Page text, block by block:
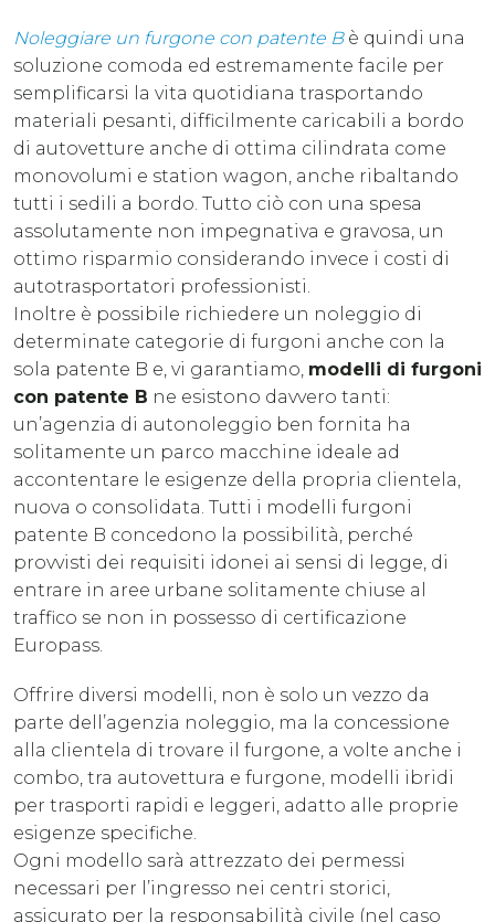
Noleggiare un furgone con patente Bè quindi una
soluzione comoda ed estremamente facile per
semplificarsi la vita quotidiana trasportando
materiali pesanti, difficilmente caricabili a bordo
di autovetture anche di ottima cilindrata come
monovolumi e station wagon, anche ribaltando
tutti i sedili a bordo. Tutto ciò con una spesa
assolutamente non impegnativa e gravosa, un
ottimo risparmio considerando invece i costi di
autotrasportatori professionisti.
Inoltre è possibile richiedere un noleggio di
determinate categorie di furgoni anche con la
sola patente B e, vi garantiamo, modelli di furgoni
con patente B ne esistono davvero tanti:
un’agenzia di autonoleggio ben fornita ha
solitamente un parco macchine ideale ad
accontentare le esigenze della propria clientela,
nuova o consolidata. Tutti i modelli furgoni
patente B concedono la possibilità, perché
provvisti dei requisiti idonei ai sensi di legge, di
entrare in aree urbane solitamente chiuse al
traffico se non in possesso di certificazione
Europass.
Offrire diversi modelli, non è solo un vezzo da
parte dell’agenzia noleggio, ma la concessione
alla clientela di trovare il furgone, a volte anche i
combo, tra autovettura e furgone, modelli ibridi
per trasporti rapidi e leggeri, adatto alle proprie
esigenze specifiche.
Ogni modello sarà attrezzato dei permessi
necessari per l’ingresso nei centri storici,
assicurato per la responsabilità civile (nel caso